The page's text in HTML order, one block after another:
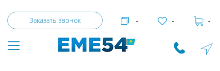
Заказать звонок - - -